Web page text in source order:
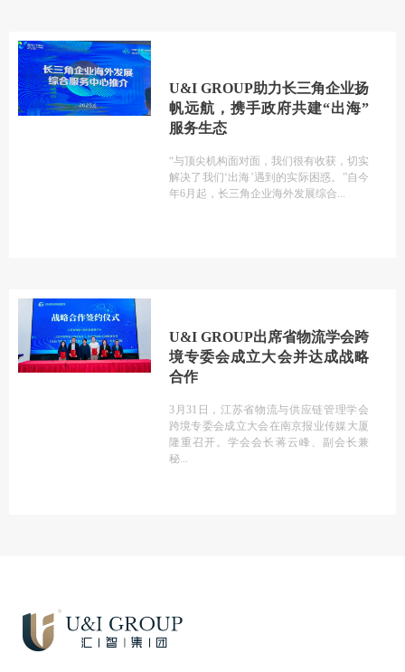
U&I GROUP助力长三角企业扬
帆远航，携手政府共建“出海”
服务生态
“与顶尖机构面对面，我们很有收获，切实
解决了我们‘出海’遇到的实际困惑。”自今
年6月起，长三角企业海外发展综合
U&I GROUP出席省物流学会跨
境专委会成立大会并达成战略
合作
3月31日，江苏省物流与供应链管理学会
跨境专委会成立大会在南京报业传媒大厦
隆重召开。学会会长蒋云峰、副会长兼
秘